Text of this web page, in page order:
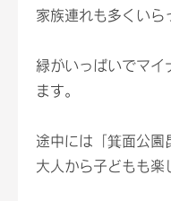
家族連れも多くいら
緑がいっぱいでマイ
ます。
途中には「箕面公園
大人から子どもも楽